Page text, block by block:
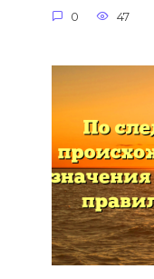
0 47